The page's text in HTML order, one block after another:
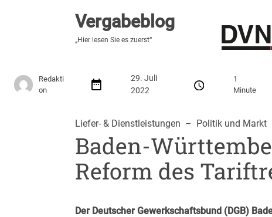
Vergabeblog
„Hier lesen Sie es zuerst“
Vergabeblog
„Hier lesen Sie es zuerst“
Redakti
on
29. Juli
2022
1
Minute
Liefer- & Dienstleistungen
  –
Politik und Markt
Baden-
Reform des
Der Deutscher Gewerkschaftsbund (DGB)